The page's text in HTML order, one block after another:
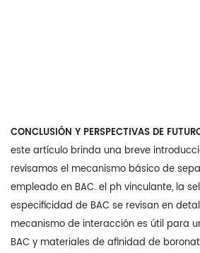
CONCLUSIÓN Y PERSPECTIVAS DE
este artículo brinda una breve
revisamos el mecanismo básico de
empleado en BAC. el ph vinculante, la
especificidad de BAC se revisan en
mecanismo de interacción es útil para
BAC y materiales de afinidad de